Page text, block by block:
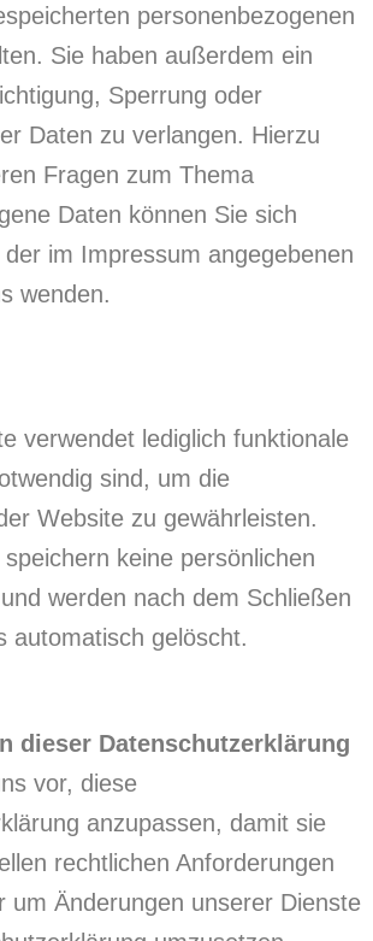
personenbezogenen
Sie haben außerdem ein
Sperrung oder
Daten zu verlangen. Hierzu
Fragen zum Thema
Daten können Sie sich
im Impressum angegebenen
wenden.
verwendet lediglich funktionale
sind, um die
Website zu gewährleisten.
keine persönlichen
werden nach dem Schließen
automatisch gelöscht.
dieser Datenschutzerklärung
vor, diese
anzupassen, damit sie
rechtlichen Anforderungen
um Änderungen unserer Dienste